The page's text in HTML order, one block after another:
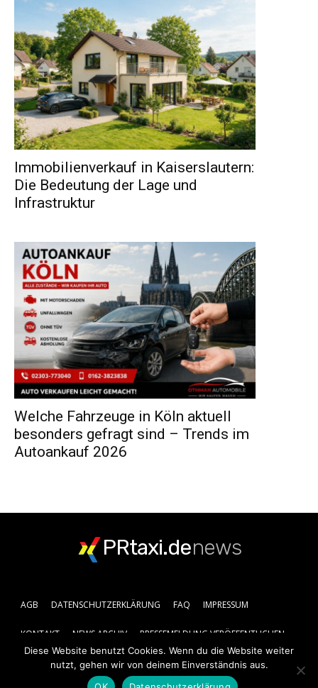
Immobilienverkauf in Kaiserslautern:
Die Bedeutung der Lage und
Infrastruktur
Welche Fahrzeuge in Köln aktuell
besonders gefragt sind – Trends im
Autoankauf 2026
PRtaxi.denews
AGB DATENSCHUTZERKLÄRUNG FAQ IMPRESSUM
KONTAKT NEWS ARCHIV PRESSEMELDUNG VERÖFFENTLICHEN
Diese Website benutzt Cookies. Wenn du die Website weiter
nutzt, gehen wir von deinem Einverständnis aus.